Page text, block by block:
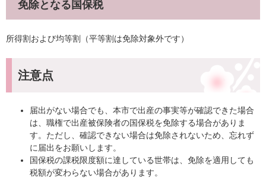
免除となる国保税
所得割および均等割（平等割は免除対象外です）
注意点
届出がない場合でも、本市で出産の事実等が確認できた場合
は、職権で出産被保険者の国保税を免除する場合がありま
す。ただし、確認できない場合は免除されないため、忘れず
に届出をお願いします。
国保税の課税限度額に達している世帯は、免除を適用しても
税額が変わらない場合があります。